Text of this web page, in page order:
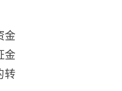
金
金
转